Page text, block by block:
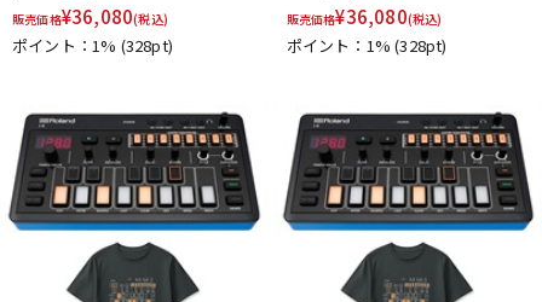
販売価格¥36,080(税込)
ポイント：1% (328pt)
販売価格¥36,080(税込)
ポイント：1%(328pt)